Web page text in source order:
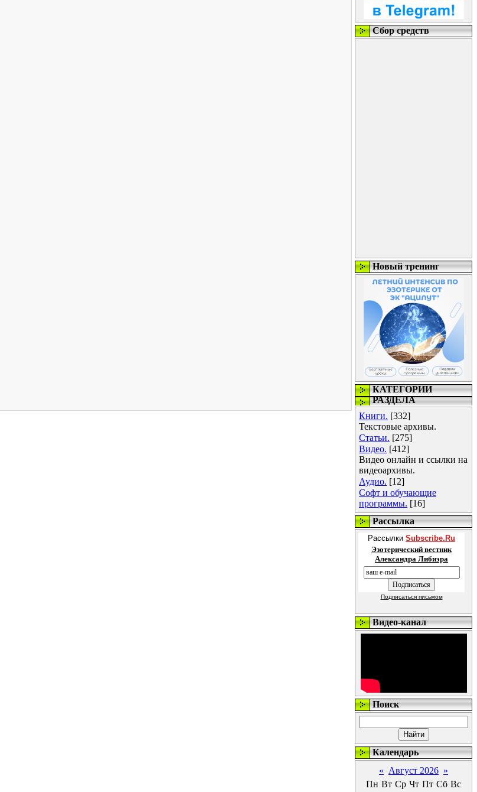
Сбор средств
Новый тренинг
КАТЕГОРИИ
РАЗДЕЛА
Книги. [332]
Текстовые архивы.
Статьи. [275]
Видео. [412]
Видео онлайн и ссылки на
видеоархивы.
Аудио. [12]
Софт и обучающие
программы. [16]
Рассылка
Рассылки Subscribe.Ru
Эзотерический вестник
Александра Либиэра
Подписаться письмом
Видео-канал
Поиск
Календарь
« Август 2026 »
Пн Вт Ср Чт Пт Сб Вс